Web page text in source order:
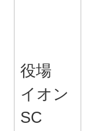
役場
イオン
SC